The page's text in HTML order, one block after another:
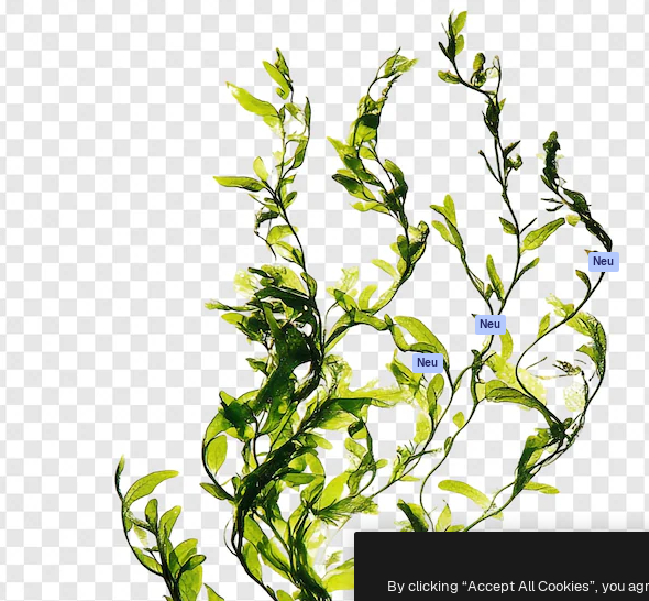
Die kreative Plattform, um deine beste
Arbeit zu verwirklichen. Mehr als 1 Million
Abonnenten unter Kreativen, Unternehmen,
Agenturen und Studios.
Deutsch
Produkte
Spaces
KI-Assistent
KI-Bildgenerator
KI-Videogenerator
Stimmengenerator
Stock-Inhalte
MCP für
Claude/ChatGPT
Neu
Agenten Neu
API
Mobile App
Alle Magnific-Tools
Loslegen
Academy
Dokumentation
Support
AGB
Originale Neu
Cookie-Richtlinie
Partner
Unternehmen
Copyright © 2010-2026Freepik Company S.L.U.Alle Rechte vorbehalten.
By clicking “Accept All Cookies”, you